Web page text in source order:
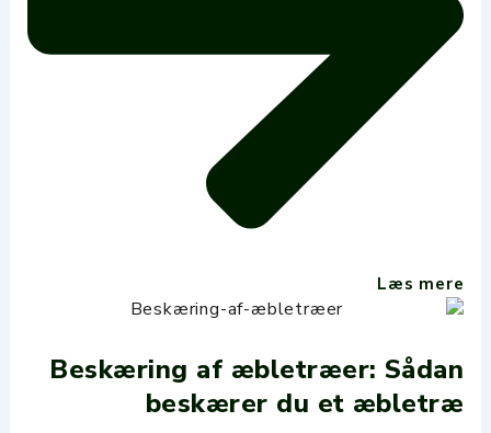
Læs mere
Beskæring af æbletræer: Sådan
beskærer du et æbletræ